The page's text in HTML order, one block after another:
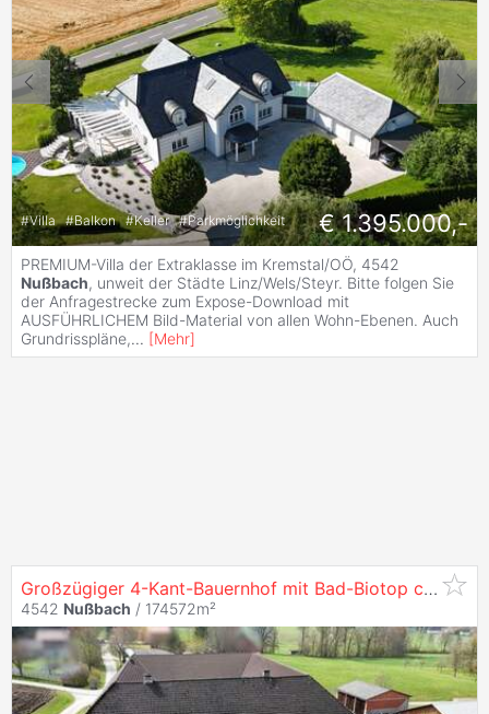
#Villa #Balkon #Keller #Parkmöglichkeit € 1.395.000,-
PREMIUM-Villa der Extraklasse im Kremstal/OÖ, 4542
Nußbach, unweit der Städte Linz/Wels/Steyr. Bitte folgen Sie
der Anfragestrecke zum Expose-Download mit
AUSFÜHRLICHEM Bild-Material von allen Wohn-Ebenen. Auch
Grundrisspläne,... [Mehr]
Großzügiger 4-Kant-Bauernhof mit Bad-Biotop ca. 18ha Grund zu Verkaufen
4542 Nußbach / 174572m²